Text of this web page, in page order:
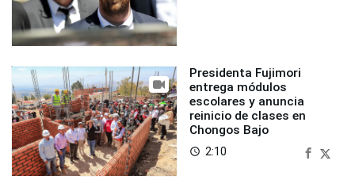
Presidenta Fujimori
entrega módulos
escolares y anuncia
reinicio de clases en
Chongos Bajo
access_time 2:10